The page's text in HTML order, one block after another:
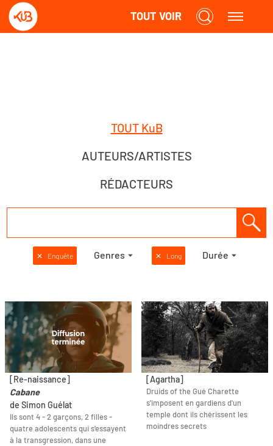
TOUT VOIR
TOUT KuB
AUTEURS/ARTISTES
RÉDACTEURS
✕ Enquête Genres ✕ Long Durée
[Re-naissance]
Cabane
de Simon Guélat
Ils sont 4 - 2 garçons, 2 filles -
quatre adolescents qui s’essayent
à la transgression, dans une
[Agartha]
Druids of the Gué Charette
s'imposent en gardiens d'un
temple dont ils chérissent les
moindres secrets